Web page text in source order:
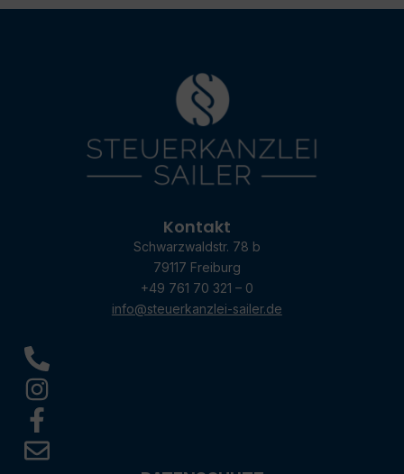
Kontakt
Schwarzwaldstr. 78 b
79117 Freiburg
+49 761 70 321 – 0
info@steuerkanzlei-sailer.de